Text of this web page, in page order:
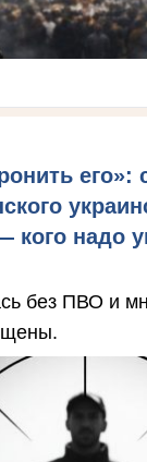
его»:
кого надо
без ПВО и